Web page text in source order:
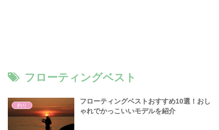
フローティングベスト
釣り
フローティングベストおすすめ10選！おし
ゃれでかっこいいモデルを紹介